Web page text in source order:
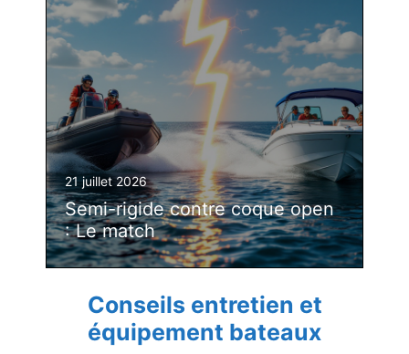
21 juillet 2026
Semi-rigide contre coque open
: Le match
Conseils entretien et
équipement bateaux